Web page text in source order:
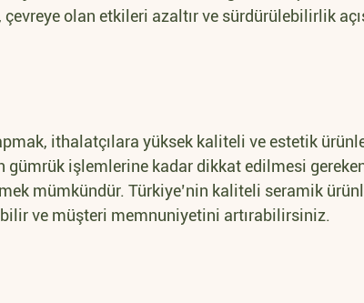
olan etkileri azaltır ve sürdürülebilirlik
ithalatçılara yüksek kaliteli ve estetik
gümrük işlemlerine kadar dikkat edilmesi
mümkündür. Türkiye’nin kaliteli seramik
ve müşteri memnuniyetini artırabilirsiniz.